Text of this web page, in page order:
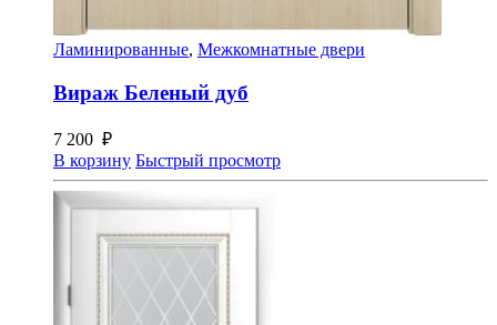
Ламинированные, Межкомнатные двери
Вираж Беленый дуб
7 200 ₽
В корзину Быстрый просмотр